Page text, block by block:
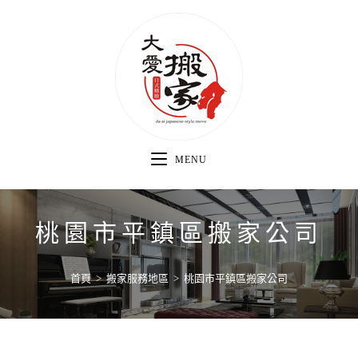
MENU
桃園市平鎮區搬家公司
首頁 > 搬家服務地區 > 桃園市平鎮區搬家公司